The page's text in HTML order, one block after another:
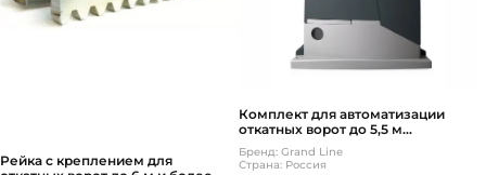
Рейка с креплением для
Комплект для автоматизации
откатных ворот до 5,5 м
включительно
Бренд: Grand Line
Страна: Россия